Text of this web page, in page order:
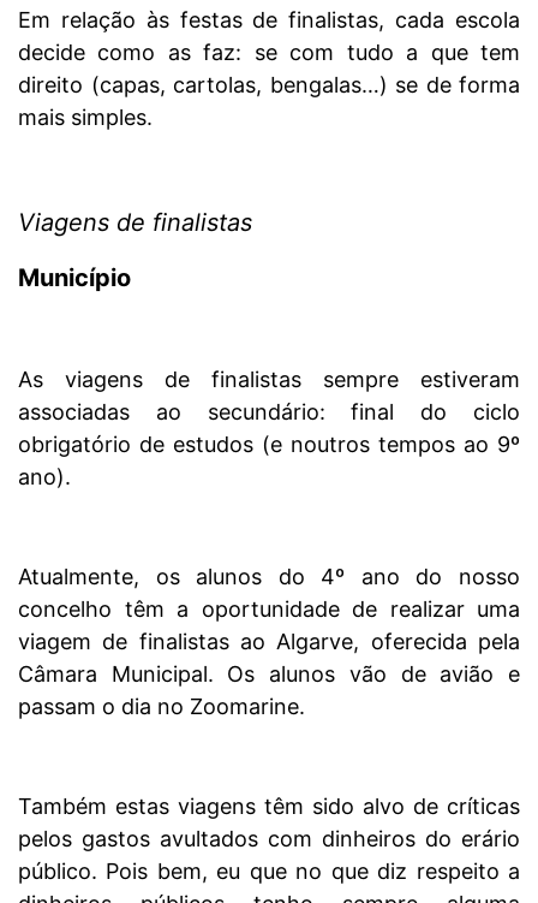
Em relação às festas de finalistas, cada escola
decide como as faz: se com tudo a que tem
direito (capas, cartolas, bengalas…) se de forma
mais simples.
Viagens de finalistas
Município
As viagens de finalistas sempre estiveram
associadas ao secundário: final do ciclo
obrigatório de estudos (e noutros tempos ao 9º
ano).
Atualmente, os alunos do 4º ano do nosso
concelho têm a oportunidade de realizar uma
viagem de finalistas ao Algarve, oferecida pela
Câmara Municipal. Os alunos vão de avião e
passam o dia no Zoomarine.
Também estas viagens têm sido alvo de críticas
pelos gastos avultados com dinheiros do erário
público. Pois bem, eu que no que diz respeito a